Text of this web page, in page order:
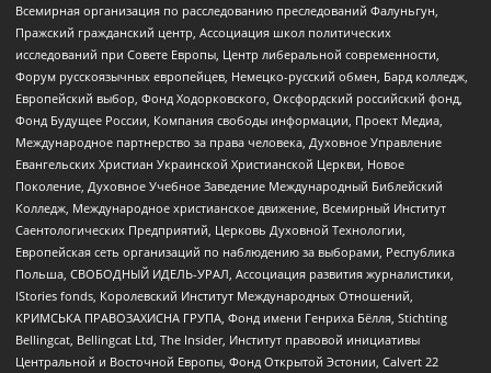
Всемирная организация по расследованию преследований Фалуньгун,
Пражский гражданский центр, Ассоциация школ политических
исследований при Совете Европы, Центр либеральной современности,
Форум русскоязычных европейцев, Немецко-русский обмен, Бард колледж,
Европейский выбор, Фонд Ходорковского, Оксфордский российский фонд,
Фонд Будущее России, Компания свободы информации, Проект Медиа,
Международное партнерство за права человека, Духовное Управление
Евангельских Христиан Украинской Христианской Церкви, Новое
Поколение, Духовное Учебное Заведение Международный Библейский
Колледж, Международное христианское движение, Всемирный Институт
Саентологических Предприятий, Церковь Духовной Технологии,
Европейская сеть организаций по наблюдению за выборами, Республика
Польша, СВОБОДНЫЙ ИДЕЛЬ-УРАЛ, Ассоциация развития журналистики,
IStories fonds, Королевский Институт Международных Отношений,
КРИМСЬКА ПРАВОЗАХИСНА ГРУПА, Фонд имени Генриха Бёлля, Stichting
Bellingcat, Bellingcat Ltd, The Insider, Институт правовой инициативы
Центральной и Восточной Европы, Фонд Открытой Эстонии, Calvert 22